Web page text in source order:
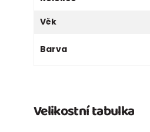
Věk
Barva
Velikostní tabulka